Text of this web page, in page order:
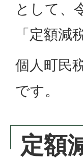
として、
「定額
個人町民
です。
定額